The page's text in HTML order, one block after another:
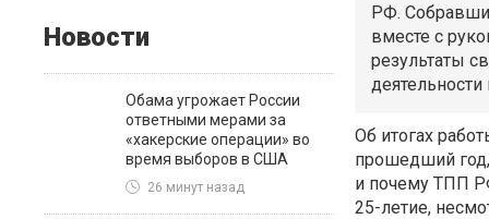
Новости
Обама угрожает России
ответными мерами за
«хакерские операции» во
время выборов в США
26 минут назад
РФ.
вместе с
результаты
Об итогах
прошедший
и почему ТПП
25-летие,